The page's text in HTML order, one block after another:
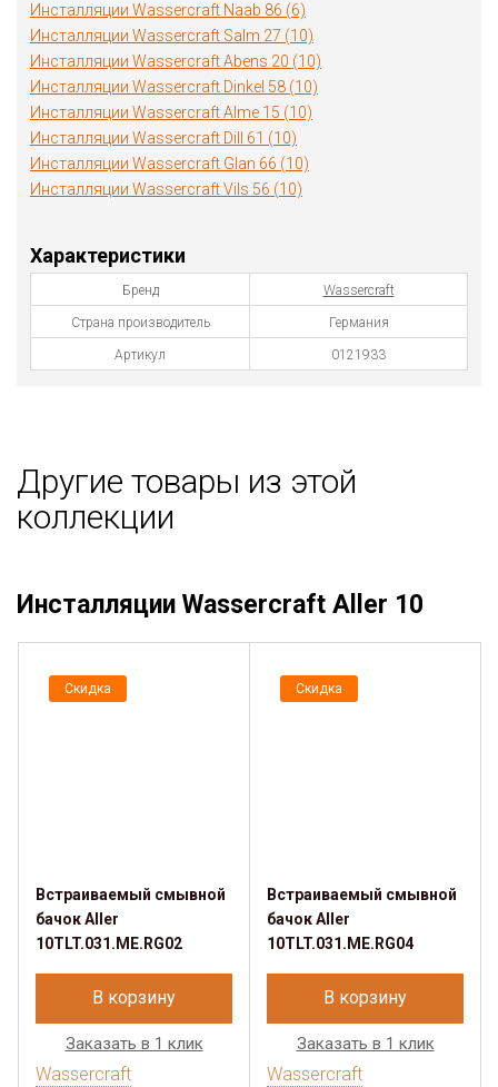
Инсталляции Wassercraft Naab 86 (6)
Инсталляции Wassercraft Salm 27 (10)
Инсталляции Wassercraft Abens 20 (10)
Инсталляции Wassercraft Dinkel 58 (10)
Инсталляции Wassercraft Alme 15 (10)
Инсталляции Wassercraft Dill 61 (10)
Инсталляции Wassercraft Glan 66 (10)
Инсталляции Wassercraft Vils 56 (10)
Характеристики
Бренд Wassercraft
Страна производитель Германия
Артикул 0121933
Другие товары из этой
коллекции
Инсталляции Wassercraft Aller 10
Скидка
Встраиваемый смывной
бачок Aller
10TLT.031.ME.RG02
В корзину
Заказать в 1 клик
Wassercraft
Скидка
Встраиваемый смывной
бачок Aller
10TLT.031.ME.RG04
В корзину
Заказать в 1 клик
Wassercraft